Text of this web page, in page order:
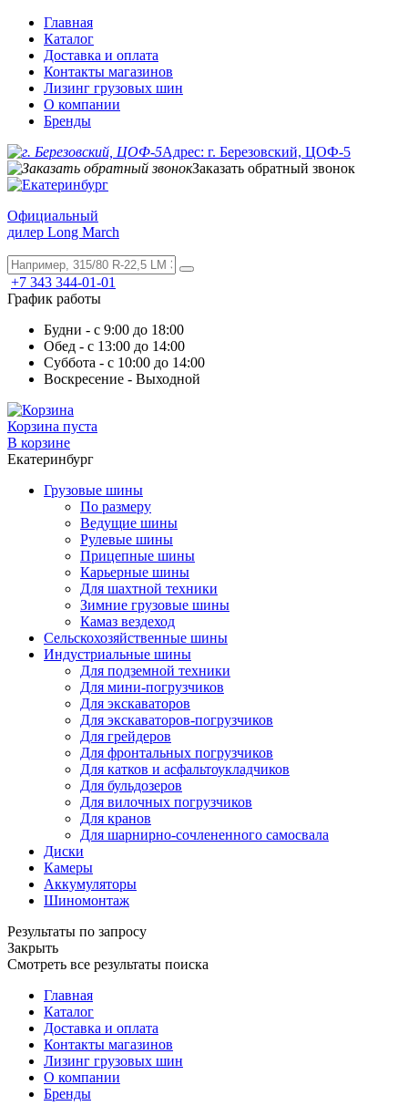
Главная
Каталог
Доставка и оплата
Контакты магазинов
Лизинг грузовых шин
О компании
Бренды
Адрес: г. Березовский, ЦОФ-5
Заказать обратный звонок
Официальный
дилер Long March
+7 343 344-01-01
График работы
Будни - с 9:00 до 18:00
Обед - с 13:00 до 14:00
Суббота - с 10:00 до 14:00
Воскресение - Выходной
Корзина пуста
В корзине
Екатеринбург
Грузовые шины
По размеру
Ведущие шины
Рулевые шины
Прицепные шины
Карьерные шины
Для шахтной техники
Зимние грузовые шины
Камаз вездеход
Сельскохозяйственные шины
Индустриальные шины
Для подземной техники
Для мини-погрузчиков
Для экскаваторов
Для экскаваторов-погрузчиков
Для грейдеров
Для фронтальных погрузчиков
Для катков и асфальтоукладчиков
Для бульдозеров
Для вилочных погрузчиков
Для кранов
Для шарнирно-сочлененного самосвала
Диски
Камеры
Аккумуляторы
Шиномонтаж
Результаты по запросу
Закрыть
Смотреть все результаты поиска
Главная
Каталог
Доставка и оплата
Контакты магазинов
Лизинг грузовых шин
О компании
Бренды